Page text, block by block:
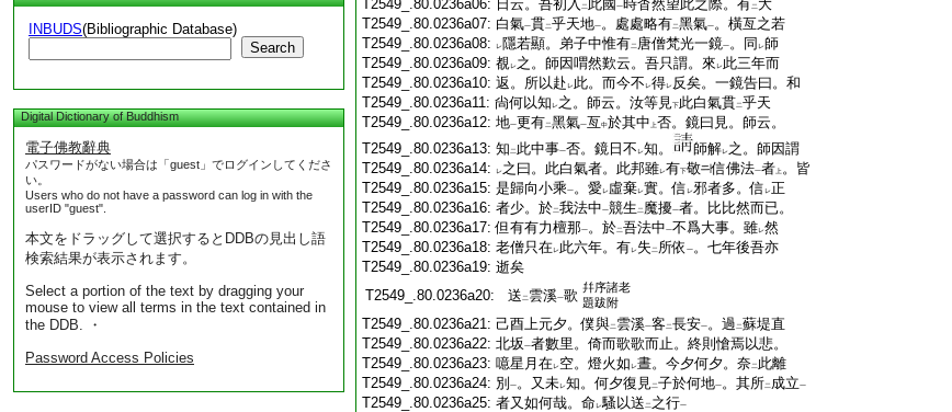
INBUDS(Bibliographic Database)
Search
Digital Dictionary of Buddhism
電子佛教辭典
パスワードがない場合は「guest」でログインしてくださ
い。
Users who do not have a password can log in with the
userID "guest".
本文をドラッグして選択するとDDBの見出し語
検索結果が表示されます。
Select a portion of the text by dragging your
mouse to view all terms in the text contained in
the DDB. ・
Password Access Policies
T2549_.80.0236a06: 日云。吾初入 二 此國 一時杳然望此之際。有二 大
T2549_.80.0236a07: 白氣一貫二乎天地一。處處略有二黑氣一。橫亙之若
T2549_.80.0236a08:
レ隱若顯。弟子中惟有二 唐僧梵光一鏡一。同 レ師
T2549_.80.0236a09: 覩レ之。師因喟然歎云。吾只謂。來 レ此三年而
T2549_.80.0236a10: 返。所以赴 レ此。而今不 レ得レ反矣。一鏡告曰。和
T2549_.80.0236a11: 尙何以知 レ之。師云。汝等見下此白氣貫二乎天
T2549_.80.0236a12: 地一更有二黑氣一亙中於其中 上否。鏡曰見。師云。
T2549_.80.0236a13: 知 二 此中事一否。鏡日不 レ知。 師解レ之。師因謂
T2549_.80.0236a14:
レ之曰。此白氣者。此邦雖レ有下敬 信佛法一者 上 。皆
T2549_.80.0236a15: 是歸向小乘一。愛レ虛棄レ實。信 レ邪者多。信 レ正
T2549_.80.0236a16: 者少。於二我法中一競生 二 魔擾一者。比比然而已。
T2549_.80.0236a17:但有有力檀那一。於二吾法中一不爲大事。雖レ然
T2549_.80.0236a18: 老僧只在レ此六年。有レ失 二 所依 一。七年後吾亦
T2549_.80.0236a19: 逝矣
T2549_.80.0236a20:
送 二 雲溪一歌 幷序諸老
題跋附
T2549_.80.0236a21: 己酉上元夕。僕與二 雲溪一客 二長安一。過 二蘇堤直
T2549_.80.0236a22: 北坂一者數里。倚而歌歌而止。終則愴焉以悲。
T2549_.80.0236a23: 噫星月在レ空。燈火如 レ晝。今夕何夕。奈二 此離
T2549_.80.0236a24: 別 一。又未レ知。何夕復見二子於何地一。其所二 成立一
T2549_.80.0236a25: 者又如何哉。命 レ騷以送 二 之行一